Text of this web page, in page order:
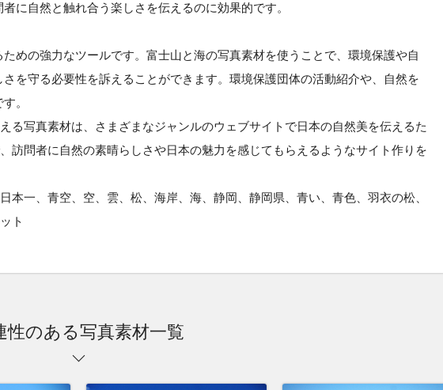
に自然と触れ合う楽しさを伝えるのに効果的です。
めの強力なツールです。富士山と海の写真素材を使うことで、環境保護や自
を守る必要性を訴えることができます。環境保護団体の活動紹介や、自然を
。
る写真素材は、さまざまなジャンルのウェブサイトで日本の自然美を伝えるた
訪問者に自然の素晴らしさや日本の魅力を感じてもらえるようなサイト作りを
本一、青空、空、雲、松、海岸、海、静岡、静岡県、青い、青色、羽衣の松、
ト
性のある写真素材一覧